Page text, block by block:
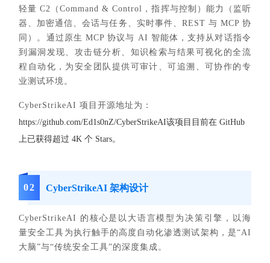
轻量 C2（Command & Control，指挥与控制）能力（监听
器、加密通信、会话与任务、实时事件、REST 与 MCP 协
同）。通过原生 MCP 协议与 AI 智能体，支持从对话指令
到漏洞发现、 攻击链分析、知识检索与结果可视化的全流
程自动化，为安全团队提供可审计、可追溯、可协作的专
业测试环境。
CyberStrikeAI 项目开源地址为：
https://github.com/Ed1s0nZ/CyberStrikeAI该项目目前在 GitHub
上已获得超过 4K 个 Stars。
02 CyberStrikeAI 架构设计
CyberStrikeAI 的核心是以大语言模型为决策引擎，以海
量安全工具为执行触手的高度自动化渗透测试架构，是“AI
大脑”与“传统安全工具”的深度集成。